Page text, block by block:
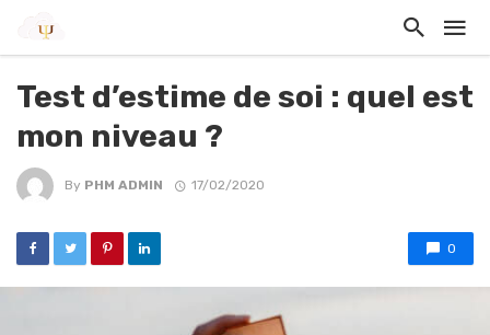
Test d’estime de soi : quel est
mon niveau ?
By PHM ADMIN 17/02/2020
0